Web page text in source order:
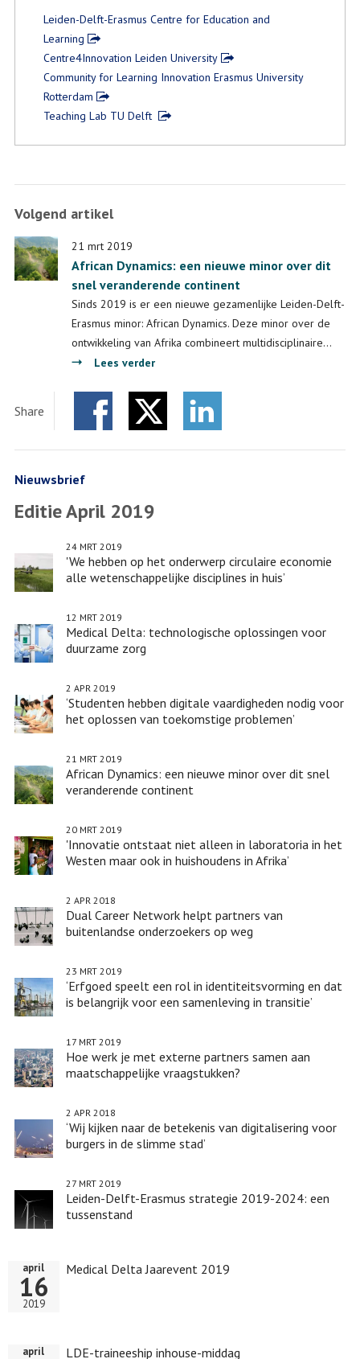
Leiden-Delft-Erasmus Centre for Education and
Learning
Centre4Innovation Leiden University
Community for Learning Innovation Erasmus University
Rotterdam
Teaching Lab TU Delft
Volgend artikel
21 mrt 2019
African Dynamics: een nieuwe minor over dit
snel veranderende continent
Sinds 2019 is er een nieuwe gezamenlijke Leiden-Delft-
Erasmus minor: African Dynamics. Deze minor over de
ontwikkeling van Afrika combineert multidisciplinaire…
Lees verder
Dynamics:
een
continent
Share
Nieuwsbrief
Editie April 2019
'We hebben op het onderwerp circulaire economie
alle wetenschappelijke disciplines in huis’
24 MRT 2019
Medical Delta: technologische oplossingen voor
duurzame zorg
12 MRT 2019
‘Studenten hebben digitale vaardigheden nodig voor
het oplossen van toekomstige problemen’
2 APR 2019
African Dynamics: een nieuwe minor over dit snel
veranderende continent
21 MRT 2019
'Innovatie ontstaat niet alleen in laboratoria in het
Westen maar ook in huishoudens in Afrika’
20 MRT 2019
Dual Career Network helpt partners van
buitenlandse onderzoekers op weg
2 APR 2018
‘Erfgoed speelt een rol in identiteitsvorming en dat
is belangrijk voor een samenleving in transitie’
23 MRT 2019
Hoe werk je met externe partners samen aan
maatschappelijke vraagstukken?
17 MRT 2019
‘Wij kijken naar de betekenis van digitalisering voor
burgers in de slimme stad’
2 APR 2018
Leiden-Delft-Erasmus strategie 2019-2024: een
tussenstand
27 MRT 2019
Medical Delta Jaarevent 2019
april
16
2019
LDE-traineeship inhouse-middag
april